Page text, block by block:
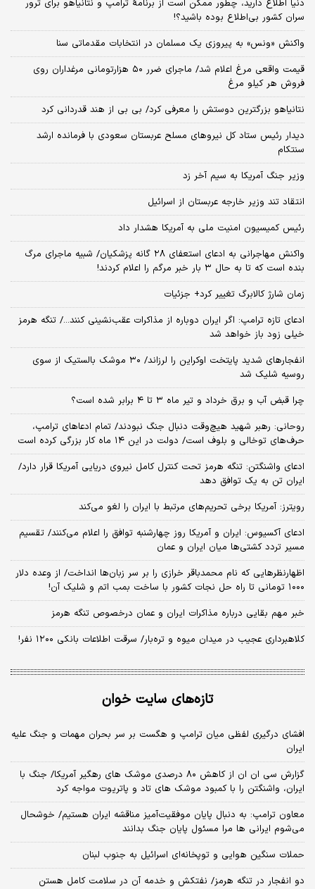
دنیا اطلاع دارید، چطور ممکن است از برنامهٔ ترامپ و نتانیاهو برای ترور
سران کشور بی‌اطلاع بوده باشید؟!
واکنش «ونس» به پیروزی یک مسلمان در انتخابات مقدماتی سنا
قیمت واقعی مرغ اعلام شد/ ماجرای ضرر ۵۰ هزارتومانی مرغداران روی
فروش هر کیلو مرغ
نتانیاهو بزرگترین دوستش را معرفی کرد/ بی بی از هند قدردانی کرد
دیدار رئیس ستاد کل نیروهای مسلح عربستان سعودی با فرمانده ارشد
سنتکام
وزیر جنگ آمریکا به سیم آخر زد
انتقاد تند وزیر خارجه عربستان از اسرائیل
رئیس کمیسیون امنیت ملی به آمریکا هشدار داد
واکنش مهاجرانی به ادعای استعفای ۲۸ گانه پزشکیان/ شبیه ماجرای مرگ
بنده است که تا به حال ۳ بار خبر مرگم را اعلام کردند!
زمان شارژ کالابرگ تغییر کرد+ جزئیات
ادعای تازه ترامپ: اگر ایران دوباره از مذاکرات عقب‌نشینی کنند.../ تنگه هرمز
خیلی زود باز خواهد شد
انفجارهای شدید پایتخت اوکراین را لرزاند/ ۳۰ موشک بالستیک از سوی
روسیه شلیک شد
چرا قبض آب و برق خرداد و تیر ماه ۳ تا ۴ برابر شده است؟
روحانی: رهبر شهید هیچ‌وقت دنبال جنگ نبودند/ تمام ادعاهای ترامپ،
حرف‌های توخالی و بلوف است/ دولت در این ۱۴ ماه کار بزرگی کرده است
ادعای واشنگتن: تنگه هرمز تحت کنترل کامل نیروی دریایی آمریکا قرار دارد/
ایران تن به یک توافق دهد
رویترز: آمریکا برخی تحریم‌های مرتبط با ایران را لغو می‌کند
ادعای آکسیوس: ایران و آمریکا روز چهارشنبه توافق را اعلام می‌کنند/ تقسیم
مسیر تردد کشتی‌ها میان ایران و عمان
اظهارنظرهایی که نام محمدباقر خرازی را بر سر زبان‌ها انداخت/ از وعده دلار
۱۰۰۰ تومانی تا راه حل نجات کشور با ساخت بمب اتم و شلیک آن!
خبر مهم بقایی درباره مذاکرات ایران و عمان درخصوص تنگه هرمز
کلاهبرداری عجیب در میدان میوه و تره‌بار/ سرقت اطلاعات بانکی ۱۲۰۰ نفر!
تازه‌های سایت خوان
افشای درگیری لفظی میان ترامپ و هگست بر سر بحران مهمات و جنگ علیه
ایران
گزارش سی ان ان از کاهش ۸۰ درصدی موشک های رهگیر آمریکا/ جنگ با
ایران، واشنگتن را با کمبود موشک های تاد و پاتریوت مواجه کرد
معاون ترامپ: به دنبال پایان موفقیت‌آمیز مناقشه ایران هستیم/ خوشحال
می‌شوم ایرانی ها مرا مسئول پایان جنگ بدانند
حملات سنگین هوایی و توپخانه‌ای اسرائیل به جنوب لبنان
دو انفجار در تنگه هرمز/ نفتکش و خدمه آن در سلامت کامل هستن